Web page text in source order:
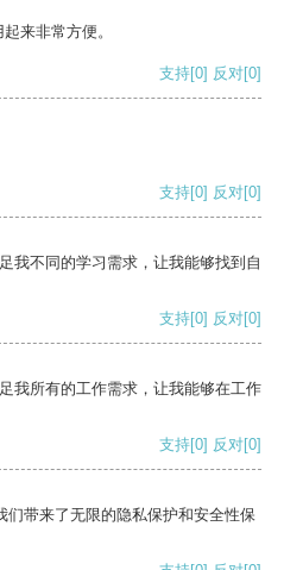
来非常方便。
支持[0] 反对[0]
支持[0] 反对[0]
我不同的学习需求，让我能够找到自
支持[0] 反对[0]
我所有的工作需求，让我能够在工作
支持[0] 反对[0]
带来了无限的隐私保护和安全性保